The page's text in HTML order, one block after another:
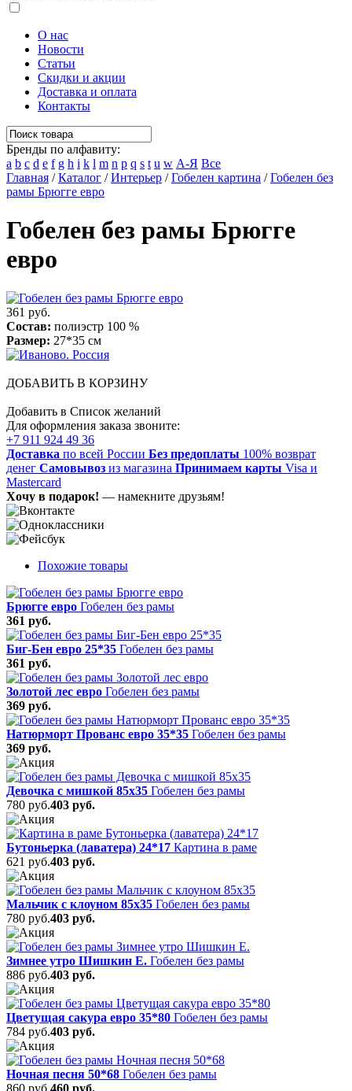
О нас
Новости
Статьи
Скидки и акции
Доставка и оплата
Контакты
Бренды по алфавиту:
a b c d e f g h i k l m n p q s t u w А-Я Все
Главная /Каталог /Интерьер /Гобелен картина /Гобелен без
рамы Брюгге евро
Гобелен без рамы Брюгге
евро
361 руб.
Состав: полиэстр 100 %
Размер: 27*35 см
ДОБАВИТЬ В КОРЗИНУ
Добавить в Список желаний
Для оформления заказа звоните:
+7 911 924 49 36
Доставка по всей России Без предоплаты 100% возврат
денег Самовывоз из магазина Принимаем карты Visa и
Mastercard
Хочу в подарок! — намекните друзьям!
Похожие товары
Брюгге евро Гобелен без рамы
361 руб.
Биг-Бен евро 25*35 Гобелен без рамы
361 руб.
Золотой лес евро Гобелен без рамы
369 руб.
Натюрморт Прованс евро 35*35 Гобелен без рамы
369 руб.
Девочка с мишкой 85х35 Гобелен без рамы
780 руб.403 руб.
Бутоньерка (лаватера) 24*17 Картина в раме
621 руб.403 руб.
Мальчик с клоуном 85х35 Гобелен без рамы
780 руб.403 руб.
Зимнее утро Шишкин Е. Гобелен без рамы
886 руб.403 руб.
Цветущая сакура евро 35*80 Гобелен без рамы
784 руб.403 руб.
Ночная песня 50*68 Гобелен без рамы
860 руб. 460 руб.